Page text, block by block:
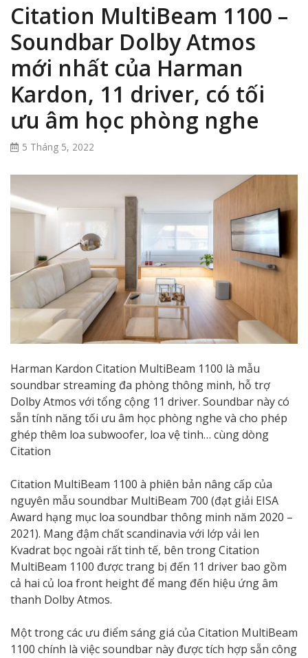
Citation MultiBeam 1100 –
Soundbar Dolby Atmos
mới nhất của Harman
Kardon, 11 driver, có tối
ưu âm học phòng nghe
5 Tháng 5, 2022
Harman Kardon Citation MultiBeam 1100 là mẫu
soundbar streaming đa phòng thông minh, hỗ trợ
Dolby Atmos với tổng cộng 11 driver. Soundbar này có
sẵn tính năng tối ưu âm học phòng nghe và cho phép
ghép thêm loa subwoofer, loa vệ tinh… cùng dòng
Citation
Citation MultiBeam 1100 à phiên bản nâng cấp của
nguyên mẫu soundbar MultiBeam 700 (đạt giải EISA
Award hạng mục loa soundbar thông minh năm 2020 –
2021). Mang đậm chất scandinavia với lớp vải len
Kvadrat bọc ngoài rất tinh tế, bên trong Citation
MultiBeam 1100 được trang bị đến 11 driver bao gồm
cả hai củ loa front height để mang đến hiệu ứng âm
thanh Dolby Atmos.
Một trong các ưu điểm sáng giá của Citation MultiBeam
1100 chính là việc soundbar này được tích hợp sẵn công